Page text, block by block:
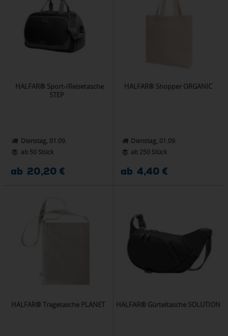
HALFAR® Sport-/Reisetasche
STEP
Dienstag, 01.09.
ab 50 Stück
ab 20,20 €
HALFAR® Shopper ORGANIC
Dienstag, 01.09.
ab 250 Stück
ab 4,40 €
HALFAR® Tragetasche PLANET HALFAR® Gürteltasche SOLUTION